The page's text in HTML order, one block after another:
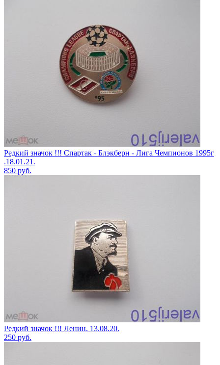
Редкий значок !!! Спартак - Блэкберн - Лига Чемпионов 1995г
.18.01.21.
850 руб.
Редкий значок !!! Ленин. 13.08.20.
250 руб.